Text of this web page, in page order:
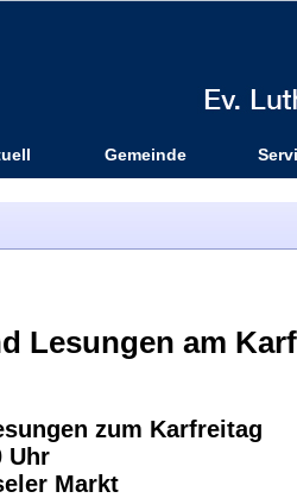
Gemeinde
Lesungen am
zum Karfreitag
Uhr
Markt